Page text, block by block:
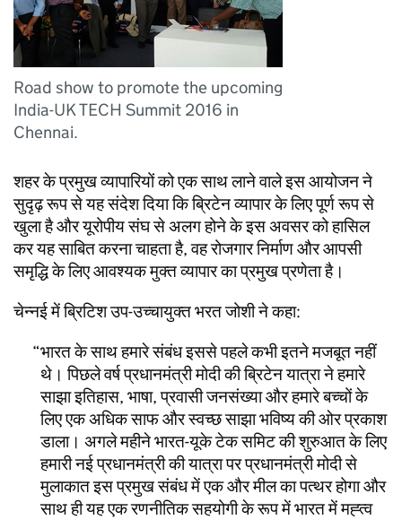
Road show to promote the upcoming
India-UK TECH Summit 2016 in
Chennai.
शहर के प्रमुख व्यापारियों को एक साथ लाने वाले इस आयोजन ने
सुदृढ़ रूप से यह संदेश दिया कि ब्रिटेन व्यापार के लिए पूर्ण रूप से
खुला है और यूरोपीय संघ से अलग होने के इस अवसर को हासिल
कर यह साबित करना चाहता है, वह रोजगार निर्माण और आपसी
समृद्धि के लिए आवश्यक मुक्त व्यापार का प्रमुख प्रणेता है।
चेन्नई में ब्रिटिश उप-उच्चायुक्त भरत जोशी ने कहा:
भारत के साथ हमारे संबंध इससे पहले कभी इतने मजबूत नहीं
थे। पिछले वर्ष प्रधानमंत्री मोदी की ब्रिटेन यात्रा ने हमारे
साझा इतिहास, भाषा, प्रवासी जनसंख्या और हमारे बच्चों के
लिए एक अधिक साफ और स्वच्छ साझा भविष्य की ओर प्रकाश
डाला। अगले महीने भारत-यूके टेक समिट की शुरुआत के लिए
हमारी नई प्रधानमंत्री की यात्रा पर प्रधानमंत्री मोदी से
मुलाकात इस प्रमुख संबंध में एक और मील का पत्थर होगा और
साथ ही यह एक रणनीतिक सहयोगी के रूप में भारत में मह्त्व